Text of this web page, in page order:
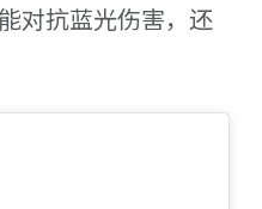
对抗蓝光伤害，还